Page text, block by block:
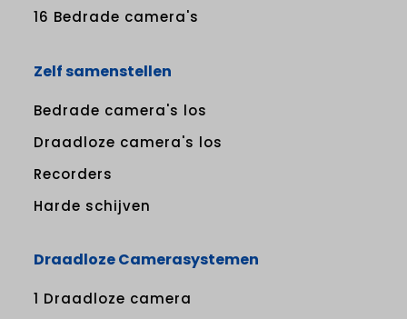
16 Bedrade camera's
Zelf samenstellen
Bedrade camera's los
Draadloze camera's los
Recorders
Harde schijven
Draadloze Camerasystemen
1 Draadloze camera